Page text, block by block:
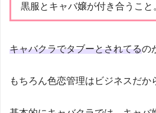
黒服とキャバ嬢が付き合うこと
キャバクラでタブーとされてるの
もちろん色恋管理はビジネスだか